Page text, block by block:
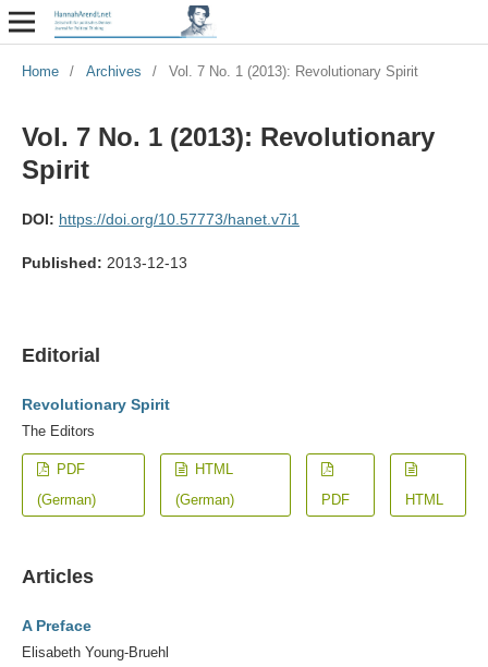
Home / Archives / Vol. 7 No. 1 (2013): Revolutionary Spirit
Vol. 7 No. 1 (2013): Revolutionary
Spirit
DOI: https://doi.org/10.57773/hanet.v7i1
Published: 2013-12-13
Editorial
Revolutionary Spirit
The Editors
PDF
(German)
HTML
(German)
PDF HTML
Articles
A Preface
Elisabeth Young-Bruehl